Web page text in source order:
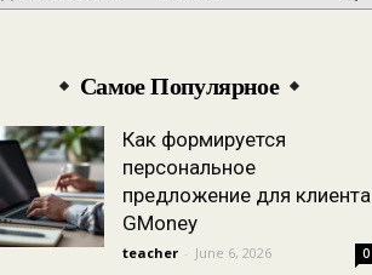
Самое Популярное
Как формируется
персональное
предложение для клиента
GMoney
teacher - June 6, 2026 0